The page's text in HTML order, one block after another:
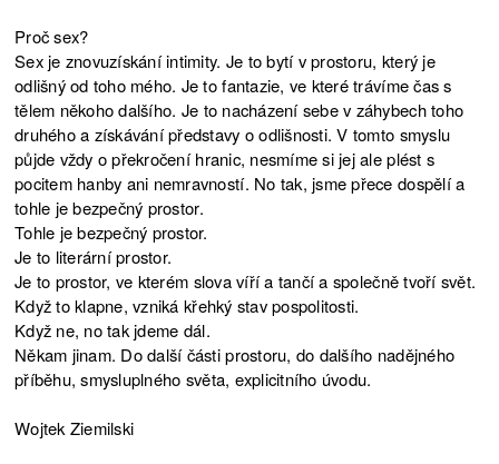
Proč sex?
Sex je znovuzískání intimity. Je to bytí v prostoru, který je
odlišný od toho mého. Je to fantazie, ve které trávíme čas s
tělem někoho dalšího. Je to nacházení sebe v záhybech toho
druhého a získávání představy o odlišnosti. V tomto smyslu
půjde vždy o překročení hranic, nesmíme si jej ale plést s
pocitem hanby ani nemravností. No tak, jsme přece dospělí a
tohle je bezpečný prostor.
Tohle je bezpečný prostor.
Je to literární prostor.
Je to prostor, ve kterém slova víří a tančí a společně tvoří svět.
Když to klapne, vzniká křehký stav pospolitosti.
Když ne, no tak jdeme dál.
Někam jinam. Do další části prostoru, do dalšího nadějného
příběhu, smysluplného světa, explicitního úvodu.
Wojtek Ziemilski